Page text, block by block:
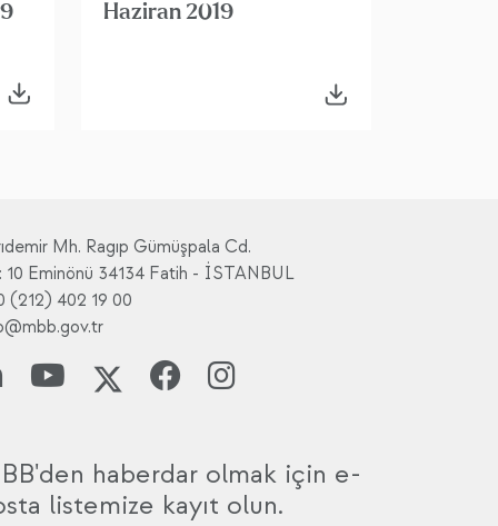
Haziran 2019
Mh. Ragıp Gümüşpala Cd.
10 Eminönü 34134 Fatih - İSTANBUL
(212) 402 19 00
haberdar olmak için e-
listemize kayıt olun.